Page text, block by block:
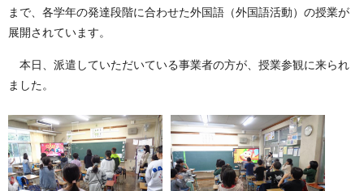
まで、各学年の発達段階に合わせた外国語（外国語活動）の授業が
展開されています。
本日、派遣していただいている事業者の方が、授業参観に来られ
ました。